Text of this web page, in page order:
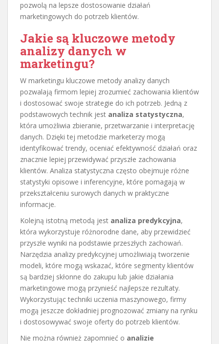
pozwolą na lepsze dostosowanie działań
marketingowych do potrzeb klientów.
Jakie są kluczowe metody
analizy danych w
marketingu?
W marketingu kluczowe metody analizy danych
pozwalają firmom lepiej zrozumieć zachowania klientów
i dostosować swoje strategie do ich potrzeb. Jedną z
podstawowych technik jest analiza statystyczna,
która umożliwia zbieranie, przetwarzanie i interpretację
danych. Dzięki tej metodzie marketerzy mogą
identyfikować trendy, oceniać efektywność działań oraz
znacznie lepiej przewidywać przyszłe zachowania
klientów. Analiza statystyczna często obejmuje różne
statystyki opisowe i inferencyjne, które pomagają w
przekształceniu surowych danych w praktyczne
informacje.
Kolejną istotną metodą jest analiza predykcyjna,
która wykorzystuje różnorodne dane, aby przewidzieć
przyszłe wyniki na podstawie przeszłych zachowań.
Narzędzia analizy predykcyjnej umożliwiają tworzenie
modeli, które mogą wskazać, które segmenty klientów
są bardziej skłonne do zakupu lub jakie działania
marketingowe mogą przynieść najlepsze rezultaty.
Wykorzystując techniki uczenia maszynowego, firmy
mogą jeszcze dokładniej prognozować zmiany na rynku
i dostosowywać swoje oferty do potrzeb klientów.
Nie można również zapomnieć o analizie